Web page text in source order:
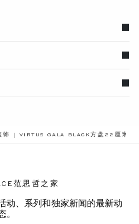
饰 VIRTUS GALA BLACK方盘22厘米
范思哲之家
动、系列和独家新闻的最新动
。